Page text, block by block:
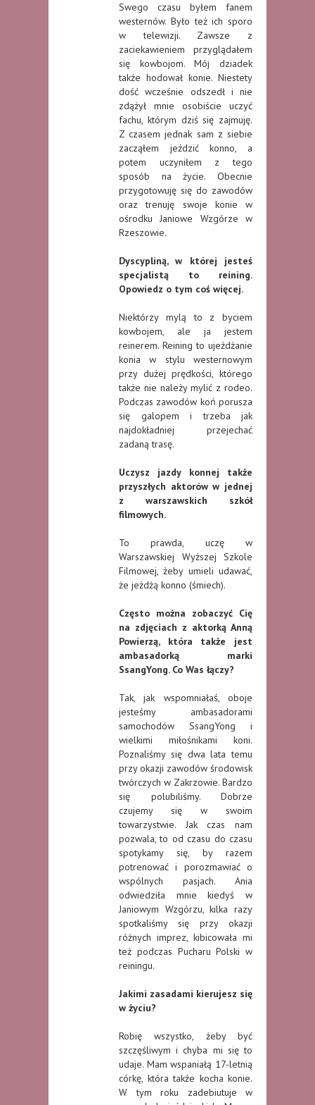
Swego czasu byłem fanem
westernów. Było też ich sporo
w telewizji. Zawsze z
zaciekawieniem przyglądałem
się kowbojom. Mój dziadek
także hodował konie. Niestety
dość wcześnie odszedł i nie
zdążył mnie osobiście uczyć
fachu, którym dziś się zajmuję.
Z czasem jednak sam z siebie
zacząłem jeździć konno, a
potem uczyniłem z tego
sposób na życie. Obecnie
przygotowuję się do zawodów
oraz trenuję swoje konie w
ośrodku Janiowe Wzgórze w
Rzeszowie.
Dyscypliną, w której jesteś
specjalistą to reining.
Opowiedz o tym coś więcej.
Niektórzy mylą to z byciem
kowbojem, ale ja jestem
reinerem. Reining to ujeżdżanie
konia w stylu westernowym
przy dużej prędkości, którego
także nie należy mylić z rodeo.
Podczas zawodów koń porusza
się galopem i trzeba jak
najdokładniej przejechać
zadaną trasę.
Uczysz jazdy konnej także
przyszłych aktorów w jednej
z warszawskich szkół
filmowych.
To prawda, uczę w
Warszawskiej Wyższej Szkole
Filmowej, żeby umieli udawać,
że jeżdżą konno (śmiech).
Często można zobaczyć Cię
na zdjęciach z aktorką Anną
Powierzą, która także jest
ambasadorką marki
SsangYong. Co Was łączy?
Tak, jak wspomniałaś, oboje
jesteśmy ambasadorami
samochodów SsangYong i
wielkimi miłośnikami koni.
Poznaliśmy się dwa lata temu
przy okazji zawodów środowisk
twórczych w Zakrzowie. Bardzo
się polubiliśmy. Dobrze
czujemy się w swoim
towarzystwie. Jak czas nam
pozwala, to od czasu do czasu
spotykamy się, by razem
potrenować i porozmawiać o
wspólnych pasjach. Ania
odwiedziła mnie kiedyś w
Janiowym Wzgórzu, kilka razy
spotkaliśmy się przy okazji
różnych imprez, kibicowała mi
też podczas Pucharu Polski w
reiningu.
Jakimi zasadami kierujesz się
w życiu?
Robię wszystko, żeby być
szczęśliwym i chyba mi się to
udaje. Mam wspaniałą 17-letnią
córkę, która także kocha konie.
W tym roku zadebiutuje w